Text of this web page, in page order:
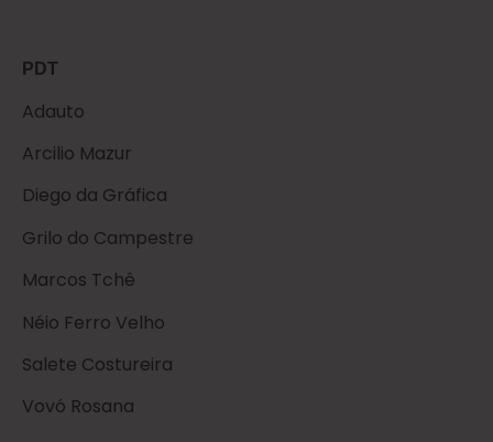
PDT
Adauto
Arcilio Mazur
Diego da Gráfica
Grilo do Campestre
Marcos Tchê
Néio Ferro Velho
Salete Costureira
Vovó Rosana